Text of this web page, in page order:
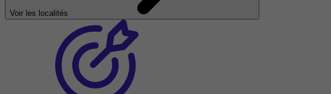
Voir les localités